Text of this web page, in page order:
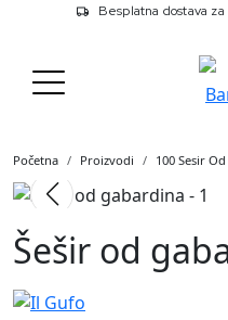
Besplatna dostava
Početna Proizvodi 100 Sesir
Šešir od